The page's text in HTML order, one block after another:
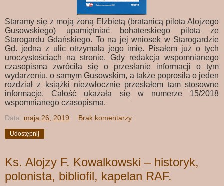
Staramy się z moją żoną Elżbietą (bratanicą pilota Alojzego
Gusowskiego) upamiętniać bohaterskiego pilota ze
Starogardu Gdańskiego. To na jej wniosek w Starogardzie
Gd. jedna z ulic otrzymała jego imię. Pisałem już o tych
uroczystościach na stronie. Gdy redakcja wspomnianego
czasopisma zwróciła się o przesłanie informacji o tym
wydarzeniu, o samym Gusowskim, a także poprosiła o jeden
rozdział z książki niezwłocznie przesłałem tam stosowne
informacje. Całość ukazała się w numerze 15/2018
wspomnianego czasopisma.
Data: maja 26, 2019 Brak komentarzy:
Udostępnij
Ks. Alojzy F. Kowalkowski – historyk,
polonista, bibliofil, kapelan RAF.